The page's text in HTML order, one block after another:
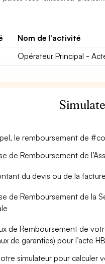
Nom de l'activité
Opérateur Principal -
le remboursement de
de Remboursement de
du devis ou de la
de Remboursement de la
de Remboursement de
de garanties) pour l’acte
simulateur pour calculer